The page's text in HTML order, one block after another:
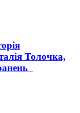
Толочка,